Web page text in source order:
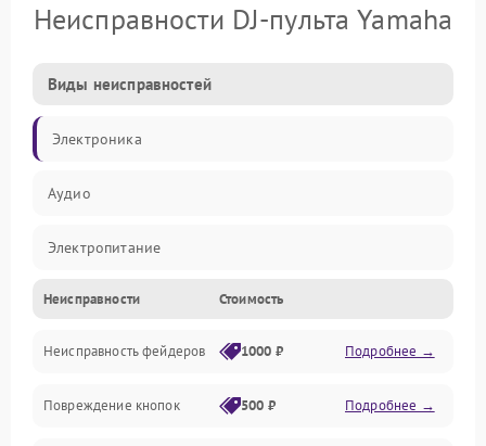
Неисправности DJ-пульта Yamaha
Виды неисправностей
Электроника
Аудио
Электропитание
Управление
Интерфейсы
Механические повреждения
Неисправности Стоимость
Неисправность фейдеров 1000 ₽ Подробнее →
Повреждение кнопок 500 ₽ Подробнее →